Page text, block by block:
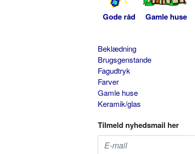
Gode råd Gamle huse
Beklædning
Brugsgenstande
Fagudtryk
Farver
Gamle huse
Keramik/glas
Tilmeld nyhedsmail her